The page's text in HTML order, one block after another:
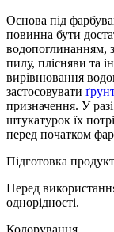
Основа під
повинна бути
водопоглинанням,
пилу, плісняви та
вирівнювання
застосовувати
призначення. У
штукатурок їх
перед початком
Підготовка
Перед
однорідності.
Колорування